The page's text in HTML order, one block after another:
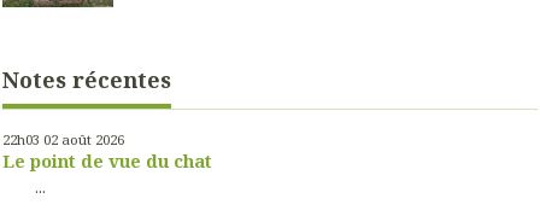
Notes récentes
22h03 02 août 2026
Le point de vue du chat
...